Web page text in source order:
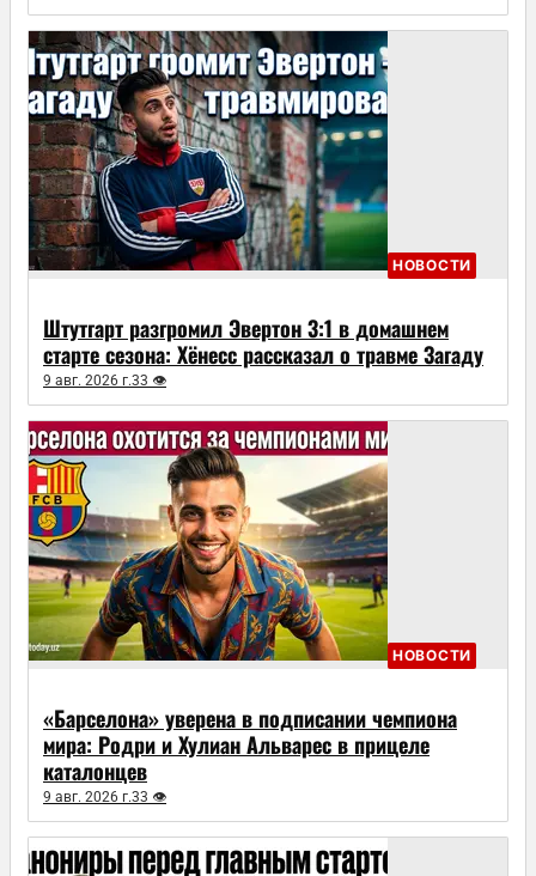
НОВОСТИ
Штутгарт разгромил Эвертон 3:1 в домашнем
старте сезона: Хёнесс рассказал о травме Загаду
9 авг. 2026 г.33 👁
НОВОСТИ
«Барселона» уверена в подписании чемпиона
мира: Родри и Хулиан Альварес в прицеле
каталонцев
9 авг. 2026 г.33 👁